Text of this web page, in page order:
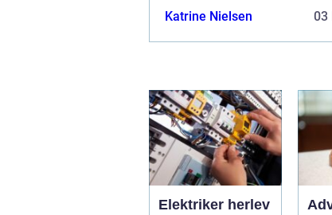
godt få brug for hjælp til at
Katrine Nielsen 03
Elektriker herlev